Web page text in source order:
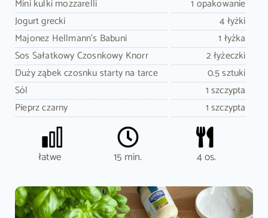
Mini kulki mozzarelli
1 opakowanie
Jogurt grecki
4 łyżki
Majonez Hellmann's Babuni
1 łyżka
Sos Sałatkowy Czosnkowy Knorr
2 łyżeczki
Duży ząbek czosnku starty na tarce
0.5 sztuki
Sól
1 szczypta
Pieprz czarny
1 szczypta
łatwe 15 min. 4 os.